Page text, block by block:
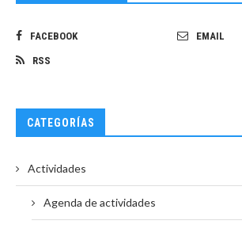
FACEBOOK EMAIL
RSS
CATEGORÍAS
Actividades
Agenda de actividades